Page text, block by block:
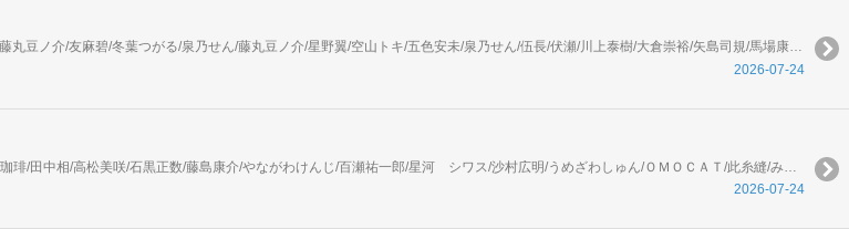
ヤスダスズヒト/弐瓶勉/ONE/あずま京太郎/bose/園山ゆきの/小菊路よう/横田卓馬/友麻碧/藤丸豆ノ介/友麻碧/冬葉つがる/泉乃せん/藤丸豆ノ介/星野翼/空山トキ/五色安未/泉乃せん/伍長/伏瀬/川上泰樹/大倉崇裕/矢島司規/馬場康誌/やしろ学/光永康則/高田裕三/山田ヒツジ/杉本萌/沙村広明/マツモトケンゴ/伏瀬/カジカ航/伏瀬/戸野タエ/湖西晶
2026-07-24
2026-07-24